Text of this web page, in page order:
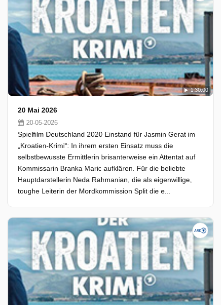
1:30:00
20 Mai 2026
20-05-2026
Spielfilm Deutschland 2020 Einstand für Jasmin Gerat im
„Kroatien-Krimi“: In ihrem ersten Einsatz muss die
selbstbewusste Ermittlerin brisanterweise ein Attentat auf
Kommissarin Branka Maric aufklären. Für die beliebte
Hauptdarstellerin Neda Rahmanian, die als eigenwillige,
toughe Leiterin der Mordkommission Split die e...